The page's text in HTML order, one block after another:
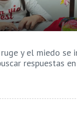
y el miedo se
respuestas